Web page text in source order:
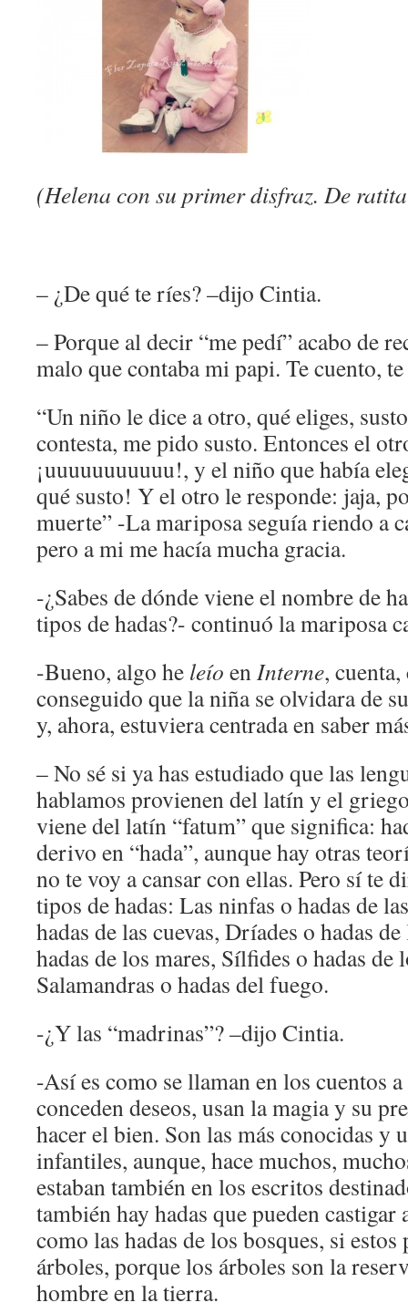
(Helena con su primer disfraz. De
– ¿De qué te ríes? –dijo Cintia.
– Porque al decir “me pedí” acabo de
malo que contaba mi papi. Te cuento,
“Un niño le dice a otro, qué eliges,
contesta, me pido susto. Entonces el
¡uuuuuuuuuuu!, y el niño que había
qué susto! Y el otro le responde: jaja,
muerte” -La mariposa seguía riendo a
pero a mi me hacía mucha gracia.
-¿Sabes de dónde viene el nombre de
tipos de hadas?- continuó la mariposa
-Bueno, algo he leío enInterne,
conseguido que la niña se olvidara de
y, ahora, estuviera centrada en saber
– No sé si ya has estudiado que las
hablamos provienen del latín y el
viene del latín “fatum” que significa:
derivo en “hada”, aunque hay otras
no te voy a cansar con ellas. Pero sí te
tipos de hadas: Las ninfas o hadas de
hadas de las cuevas, Dríades o hadas
hadas de los mares, Sílfides o hadas de
Salamandras o hadas del fuego.
-¿Y las “madrinas”? –dijo Cintia.
-Así es como se llaman en los cuentos a
conceden deseos, usan la magia y su
hacer el bien. Son las más conocidas y
infantiles, aunque, hace muchos,
estaban también en los escritos
también hay hadas que pueden castigar
como las hadas de los bosques, si
árboles, porque los árboles son la
hombre en la tierra.